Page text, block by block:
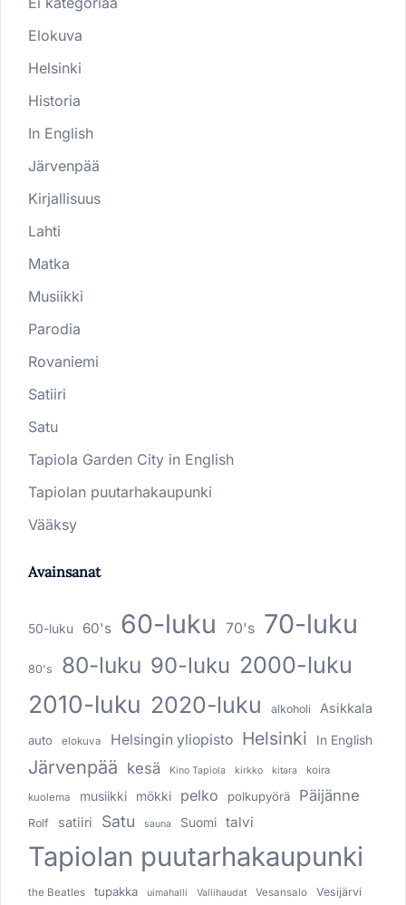
Elokuva
Helsinki
Historia
In English
Järvenpää
Kirjallisuus
Lahti
Matka
Musiikki
Parodia
Rovaniemi
Satiiri
Satu
Tapiola Garden City in English
Tapiolan puutarhakaupunki
Vääksy
Avainsanat
50-luku 60's 60-luku 70's 70-luku
80's 80-luku 90-luku 2000-luku
2010-luku 2020-luku alkoholi Asikkala
auto elokuva Helsingin yliopisto Helsinki In English
Järvenpää kesä Kino Tapiola kirkko kitara koira
kuolema musiikki mökki pelko polkupyörä Päijänne
Rolf satiiri Satu sauna Suomi talvi
Tapiolan puutarhakaupunki
the Beatles tupakka uimahalli Vallihaudat Vesansalo Vesijärvi